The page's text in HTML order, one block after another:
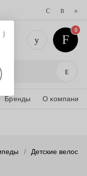
Поиск
+7 (383)
0
Бренды О компании
Детские